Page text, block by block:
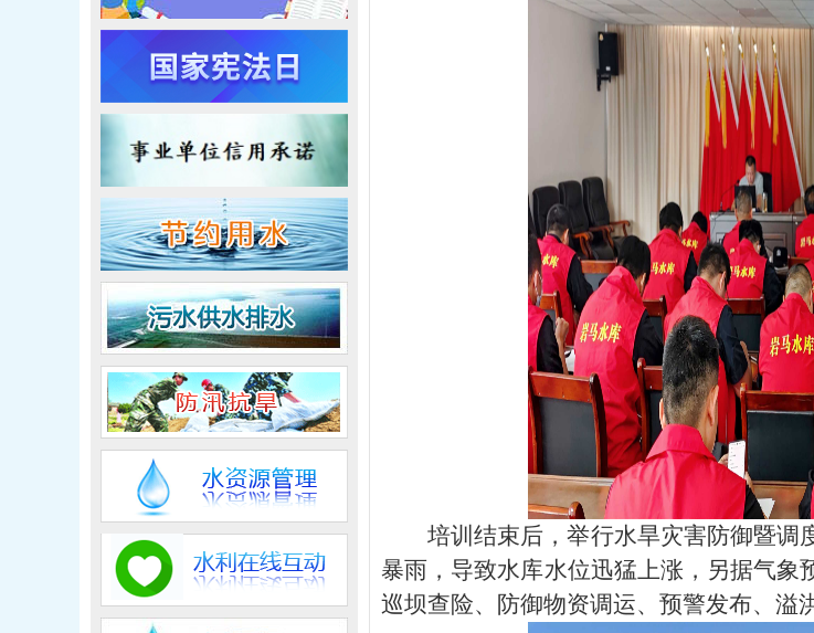
培训结束后，举行水旱灾害防御暨调
暴雨，导致水库水位迅猛上涨，另据气
巡坝查险、防御物资调运、预警发布、溢